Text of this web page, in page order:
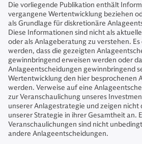
Die vorliegende Publikation enthält
vergangene Wertentwicklung beziehen
als Grundlage für diskretionäre
Diese Informationen sind nicht als
oder als Anlageberatung zu verstehen.
werden, dass die gezeigten
gewinnbringend erweisen werden oder
Anlageentscheidungen gewinnbringend
Wertentwicklung den hier besprochenen
werden. Verweise auf eine
zur Veranschaulichung unseres
unserer Anlagestrategie und zeigen
unserer Strategie in ihrer Gesamtheit an.
Veranschaulichungen sind nicht
andere Anlageentscheidungen.